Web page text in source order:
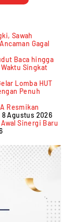
Sawah
Gagal
Baca hingga
Singkat
Lomba HUT
Penuh
Resmikan
8 Agustus 2026
Sinergi Baru